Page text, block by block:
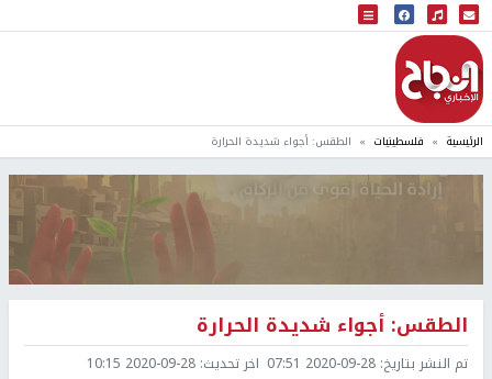
البث المباشر
إذاعة النجاح
الرئيسية فلسطينيات الطقس: أجواء شديدة الحرارة
الطقس: أجواء شديدة الحرارة
تم النشر بتاريخ: 2020-09-28 07:51 اخر تحديث: 2020-09-28 10:15